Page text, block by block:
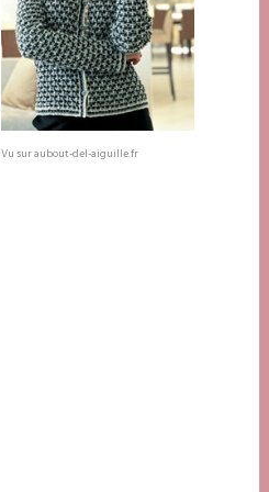
Vu sur aubout-del-aiguille.fr